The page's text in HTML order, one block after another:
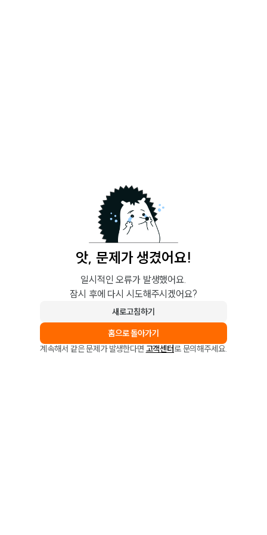
앗, 문제가 생겼어요!
일시적인 오류가 발생했어요.
잠시 후에 다시 시도해주시겠어요?
새로고침하기
홈으로 돌아가기
계속해서 같은 문제가 발생한다면 고객센터로 문의해주세요.